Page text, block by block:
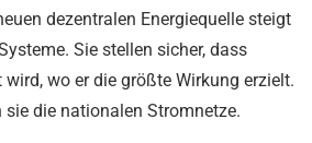
dezentralen Energiequelle steigt
Sie stellen sicher, dass
wo er die größte Wirkung erzielt.
die nationalen Stromnetze.